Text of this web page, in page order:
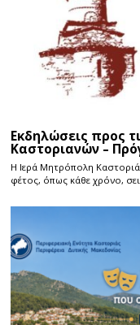
Εκδηλώσεις προς
Καστοριανών –
Η Ιερά Μητρόπολη
φέτος, όπως κάθε χρόνο,